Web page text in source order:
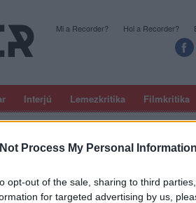
Process My Personal Information
opt-out of the sale, sharing to third
for targeted advertising by us,
Interjú Lemezkritika Filmkritika
Mi a Recorder? Hol a Recorder?
PODCASTJAI ITT!
FRISS MAGYAR